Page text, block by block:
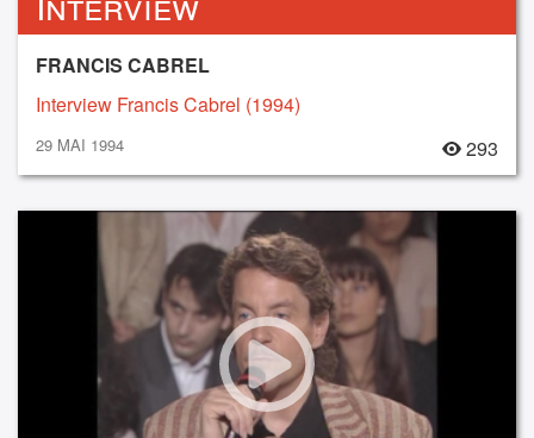
FRANCIS CABREL
Interview Francis Cabrel (1994)
29 MAI 1994 293